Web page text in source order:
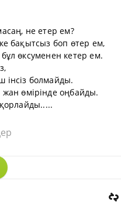
не етер ем?
бақытсыз боп өтер ем,
өксуменен кетер ем.
болмайды.
жан өмірінде оңбайды.